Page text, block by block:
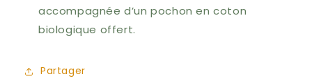
accompagnée d’un pochon en coton
biologique offert.
Partager